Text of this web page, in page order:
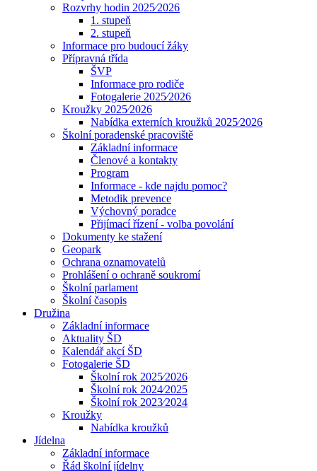
Rozvrhy hodin 2025⁄2026
1. stupeň
2. stupeň
Informace pro budoucí žáky
Přípravná třída
ŠVP
Informace pro rodiče
Fotogalerie 2025⁄2026
Kroužky 2025⁄2026
Nabídka externích kroužků 2025⁄2026
Školní poradenské pracoviště
Základní informace
Členové a kontakty
Program
Informace - kde najdu pomoc?
Metodik prevence
Výchovný poradce
Přijímací řízení - volba povolání
Dokumenty ke stažení
Geopark
Ochrana oznamovatelů
Prohlášení o ochraně soukromí
Školní parlament
Školní časopis
Družina
Základní informace
Aktuality ŠD
Kalendář akcí ŠD
Fotogalerie ŠD
Školní rok 2025⁄2026
Školní rok 2024⁄2025
Školní rok 2023⁄2024
Kroužky
Nabídka kroužků
Jídelna
Základní informace
Řád školní jídelny